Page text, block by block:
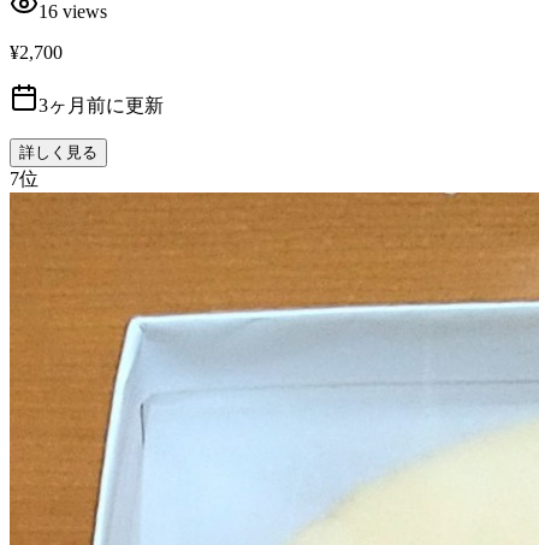
16 views
¥2,700
3ヶ月前に更新
詳しく見る
7位